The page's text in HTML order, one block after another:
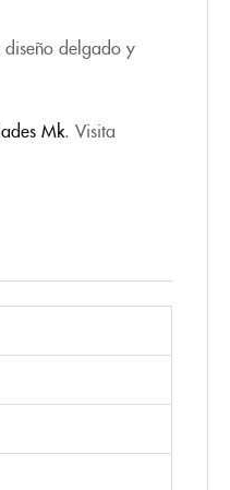
diseño delgado y
Mk. Visita